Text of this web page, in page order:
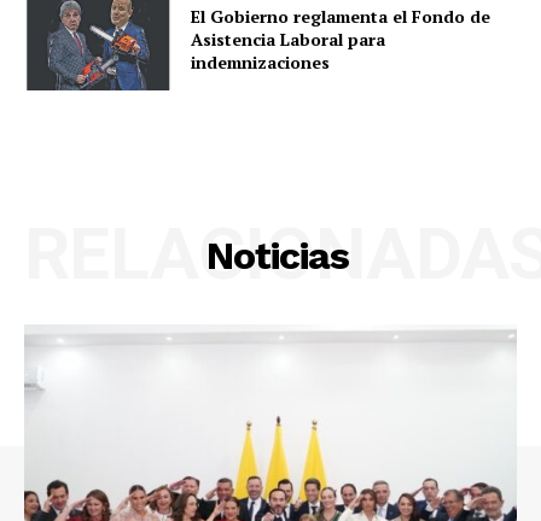
El Gobierno reglamenta el Fondo de
Asistencia Laboral para
indemnizaciones
Noticias